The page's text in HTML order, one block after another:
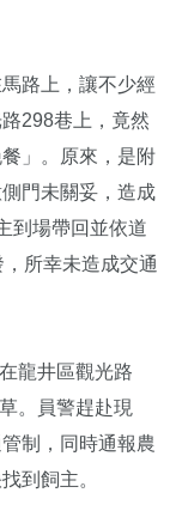
路上，讓不少經
298巷上，竟然
」。原來，是附
門未關妥，造成
到場帶回並依道
所幸未造成交通
龍井區觀光路
。員警趕赴現
制，同時通報農
到飼主。